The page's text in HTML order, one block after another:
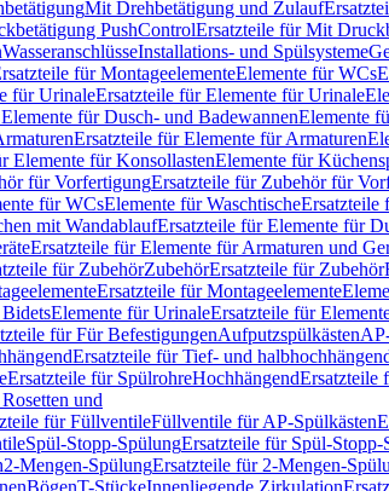
Mit Drehbetätigung und Zulauf
PushControlErsatzteile für Mit
WasseranschlüsseInstallations- und Spülsysteme
für MontageelementeElemente für WCs
für UrinaleErsatzteile für Elemente für Urinale
für Dusch- und BadewannenElemente
Ersatzteile für Elemente für Armaturen
Elemente für KonsollastenElemente für
für VorfertigungErsatzteile für Zubehör für
für WCsElemente für WaschtischeErsatzteile
mit WandablaufErsatzteile für Elemente für
Ersatzteile für Elemente für Armaturen und
für ZubehörZubehörErsatzteile für Zubehör
Ersatzteile für Montageelemente
Elemente für UrinaleErsatzteile für
für Für BefestigungenAufputzspülkästen
Ersatzteile für Tief- und
Ersatzteile für SpülrohreHochhängendErsatzteile
und
für FüllventileFüllventile für AP-Spülkästen
Spül-Stopp-SpülungErsatzteile für Spül-Stopp-
2-Mengen-SpülungErsatzteile für 2-Mengen-
BögenT-StückeInnenliegende Zirkulation